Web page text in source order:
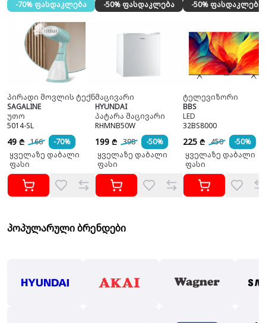
-70% ფასდაკლება
პირადი მოვლის ტექნიკა
SAGALINE
უთო
5014-SL
49 ₾ 166
-70%
ყველაზე დაბალი
ფასი
-50% ფასდაკლება
მაცივარი
HYUNDAI
პატარა მაცივარი
RHMNB50W
199 ₾ 398
-50%
ყველაზე დაბალი
ფასი
-50% ფასდაკლება
ტელევიზორი
BBS
LED
32BS8000
225 ₾ 450
-50%
ყველაზე დაბალი
ფასი
პოპულარული ბრენდები